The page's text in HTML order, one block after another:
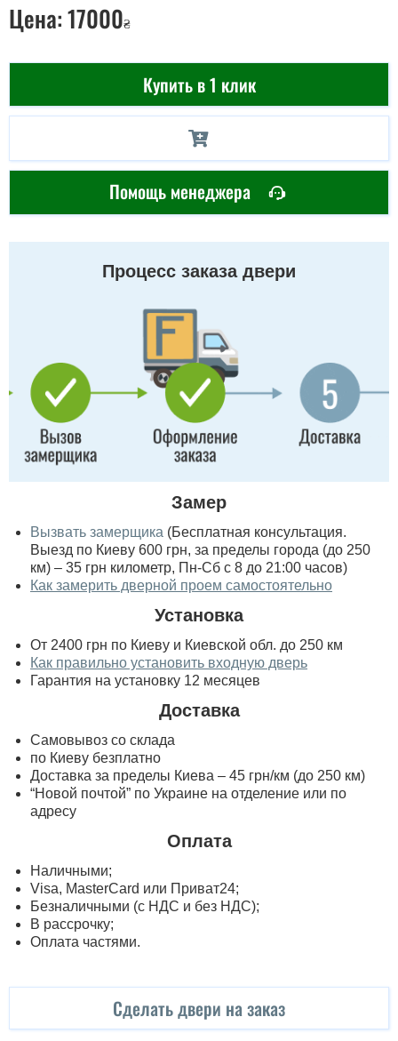
Цена:17000₴
Купить в 1 клик
Помощь менеджера
Процесс заказа двери
Замер
Вызвать замерщика (Бесплатная консультация.
Выезд по Киеву 600 грн, за пределы города (до 250
км) – 35 грн километр, Пн-Сб с 8 до 21:00 часов)
Как замерить дверной проем самостоятельно
Установка
От 2400 грн по Киеву и Киевской обл. до 250 км
Как правильно установить входную дверь
Гарантия на установку 12 месяцев
Доставка
Самовывоз со склада
по Киеву безплатно
Доставка за пределы Киева – 45 грн/км (до 250 км)
“Новой почтой” по Украине на отделение или по
адресу
Оплата
Наличными;
Visa, MasterСard или Приват24;
Безналичными (с НДС и без НДС);
В рассрочку;
Оплата частями.
Сделать двери на заказ